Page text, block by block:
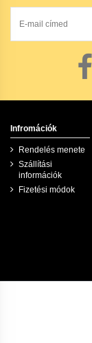
Infromációk
Rendelés menete
Szállítási
információk
Fizetési módok